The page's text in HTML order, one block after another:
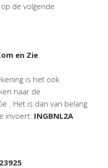
de volgende
en Zie
is het ook
naar de
. Het is dan van belang
invoert: INGBNL2A